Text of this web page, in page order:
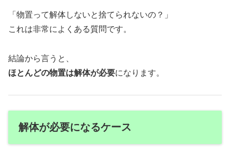
「物置って解体しないと捨てられないの？」
これは非常によくある質問です。
結論から言うと、
ほとんどの物置は解体が必要になります。
解体が必要になるケース